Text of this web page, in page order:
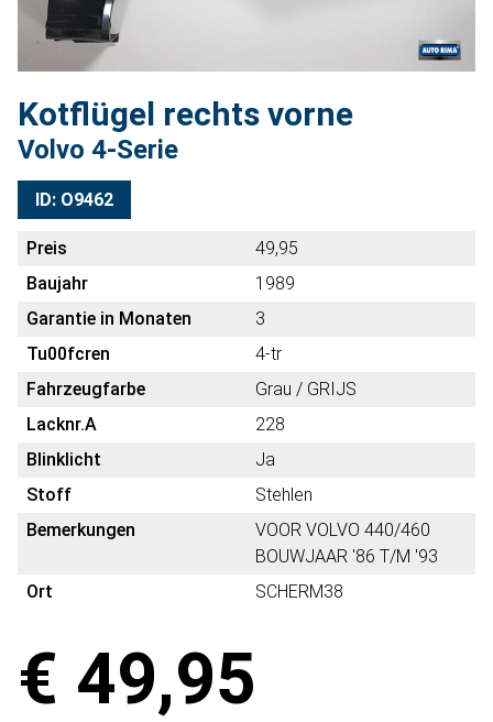
Kotflügel rechts vorne
Volvo 4-Serie
ID: O9462
Preis
49,95
Baujahr
1989
Garantie in Monaten
3
Tu00fcren
4-tr
Fahrzeugfarbe
Grau / GRIJS
Lacknr.A
228
Blinklicht
Ja
Stoff
Stehlen
Bemerkungen
VOOR VOLVO 440/460
BOUWJAAR '86 T/M '93
Ort
SCHERM38
€ 49,95